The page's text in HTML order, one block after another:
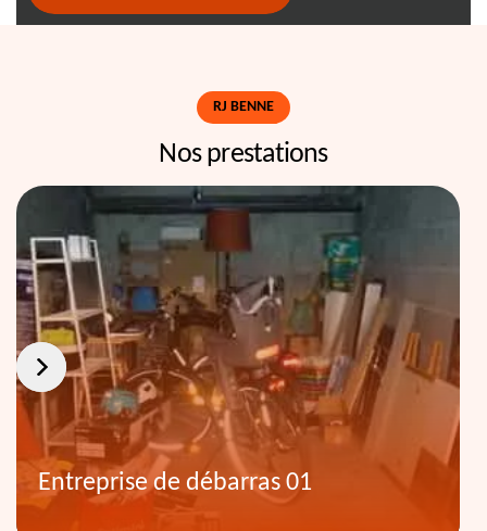
RJ BENNE
Nos prestations
Entreprise de débarras 01